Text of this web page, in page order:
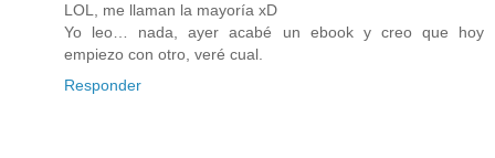
LOL, me llaman la mayoría xD
Yo leo… nada, ayer acabé un ebook y creo que hoy
empiezo con otro, veré cual.
Responder